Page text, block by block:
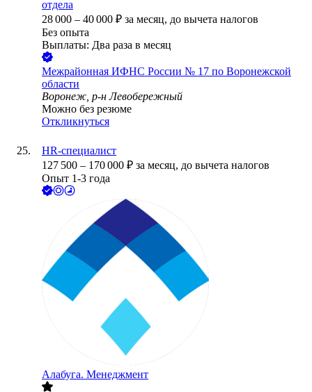
отдела
28 000 – 40 000 ₽ за месяц, до вычета налогов
Без опыта
Выплаты: Два раза в месяц
Межрайонная ИФНС России № 17 по Воронежской
области
Воронеж, р-н Левобережный
Можно без резюме
Откликнуться
HR-специалист
127 500 – 170 000 ₽ за месяц, до вычета налогов
Опыт 1-3 года
Алабуга. Менеджмент